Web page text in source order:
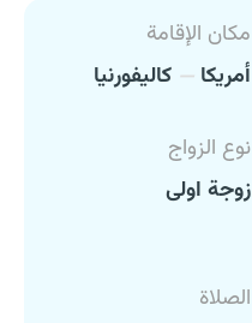
مكان الإقامة
أمريكا
كاليفورنيا
نوع الزواج
زوجة اولى
الصلاة